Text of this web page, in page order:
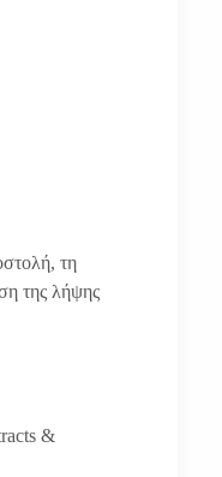
τη
της λήψης
&